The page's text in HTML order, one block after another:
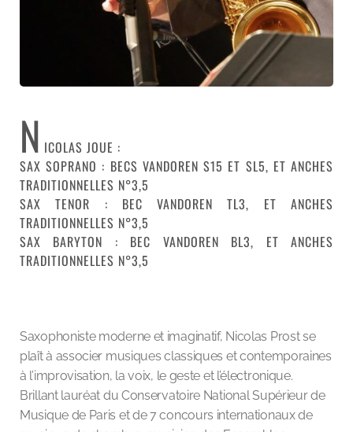
N ICOLAS JOUE :
SAX SOPRANO : BECS VANDOREN S15 ET SL5, ET ANCHES
TRADITIONNELLES N°3,5
SAX TENOR : BEC VANDOREN TL3, ET ANCHES
TRADITIONNELLES N°3,5
SAX BARYTON : BEC VANDOREN BL3, ET ANCHES
TRADITIONNELLES N°3,5
Saxophoniste moderne et imaginatif, Nicolas Prost se
plaît à associer musiques classiques et contemporaines
à l’improvisation, la voix, le geste et l’électronique.
Brillant lauréat du Conservatoire National Supérieur de
Musique de Paris et de 7 concours internationaux de